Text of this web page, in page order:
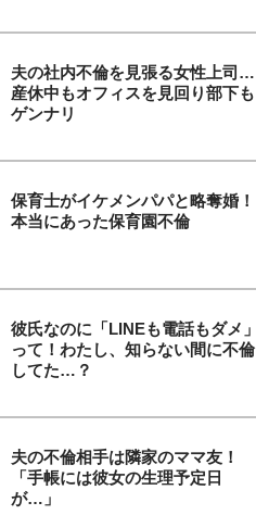
夫の社内不倫を見張る女性上司…
産休中もオフィスを見回り部下も
ゲンナリ
保育士がイケメンパパと略奪婚！
本当にあった保育園不倫
彼氏なのに「LINEも電話もダメ」
って！わたし、知らない間に不倫
してた…？
夫の不倫相手は隣家のママ友！
「手帳には彼女の生理予定日
が…」